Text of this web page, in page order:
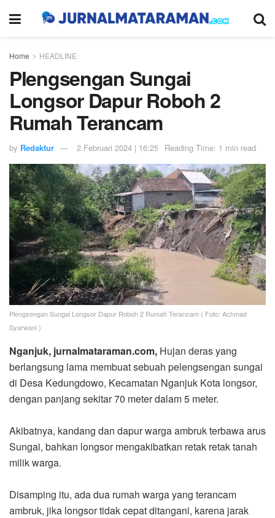
Home HEADLINE
Plengsengan Sungai
Longsor Dapur Roboh 2
Rumah Terancam
by Redaktur 2 Februari 2024 | 16:25 Reading Time: 1 min read
Plengsengan Sungai Longsor Dapur Roboh 2 Rumah Terancam ( Foto: Achmad
Syarwani )
Nganjuk, jurnalmataraman.com, Hujan deras yang
berlangsung lama membuat sebuah pelengsengan sungai
di Desa Kedungdowo, Kecamatan Nganjuk Kota longsor,
dengan panjang sekitar 70 meter dalam 5 meter.
Akibatnya, kandang dan dapur warga ambruk terbawa arus
Sungai, bahkan longsor mengakibatkan retak retak tanah
milik warga.
Disamping itu, ada dua rumah warga yang terancam
ambruk, jika longsor tidak cepat ditangani, karena jarak